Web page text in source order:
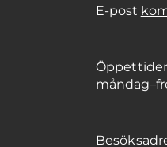
E-post
Öppettider